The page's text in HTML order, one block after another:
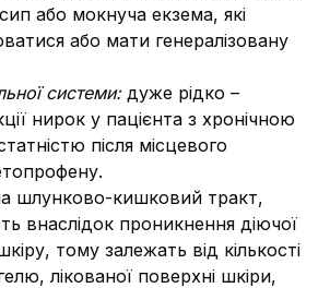
або мокнуча екзема, які
або мати генералізовану
системи: дуже рідко –
нирок у пацієнта з хронічною
після місцевого
шлунково-кишковий тракт,
внаслідок проникнення діючої
тому залежать від кількості
лікованої поверхні шкіри,